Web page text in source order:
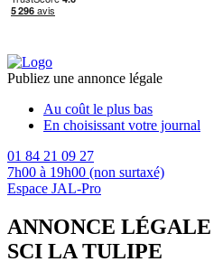
Publiez une annonce légale
Au coût le plus bas
En choisissant votre journal
01 84 21 09 27
7h00 à 19h00 (non surtaxé)
Espace JAL-Pro
ANNONCE LÉGALE
SCI LA TULIPE